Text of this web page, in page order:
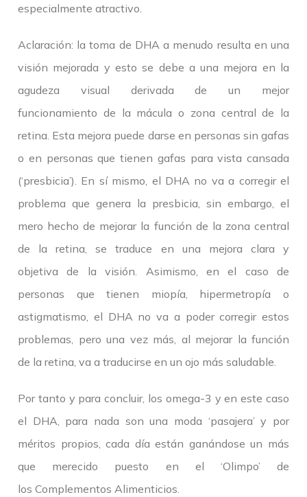
especialmente atractivo.
Aclaración: la toma de DHA a menudo resulta en una
visión mejorada y esto se debe a una mejora en la
agudeza visual derivada de un mejor
funcionamiento de la mácula o zona central de la
retina. Esta mejora puede darse en personas sin gafas
o en personas que tienen gafas para vista cansada
(‘presbicia’). En sí mismo, el DHA no va a corregir el
problema que genera la presbicia, sin embargo, el
mero hecho de mejorar la función de la zona central
de la retina, se traduce en una mejora clara y
objetiva de la visión. Asimismo, en el caso de
personas que tienen miopía, hipermetropía o
astigmatismo, el DHA no va a poder corregir estos
problemas, pero una vez más, al mejorar la función
de la retina, va a traducirse en un ojo más saludable.
Por tanto y para concluir, los omega-3 y en este caso
el DHA, para nada son una moda ‘pasajera’ y por
méritos propios, cada día están ganándose un más
que merecido puesto en el ‘Olimpo’ de
los Complementos Alimenticios.